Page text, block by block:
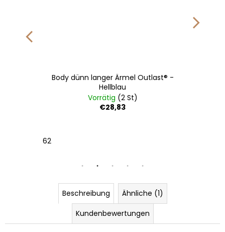
Body dünn langer Ärmel Outlast® -
Hellblau
Vorrätig (2 St)
€28,83
62
Beschreibung
Ähnliche (1)
Kundenbewertungen